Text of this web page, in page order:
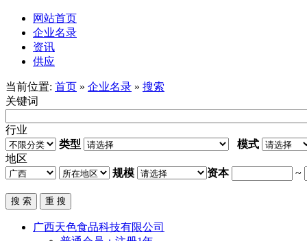
网站首页
企业名录
资讯
供应
当前位置: 首页 » 企业名录 » 搜索
关键词
行业
类型
模式
地区
规模
资本 ~
广西天色食品科技有限公司